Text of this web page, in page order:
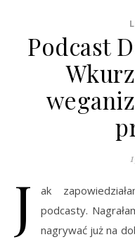
Podcast
J
ak
podcasty.
nagrywać już na